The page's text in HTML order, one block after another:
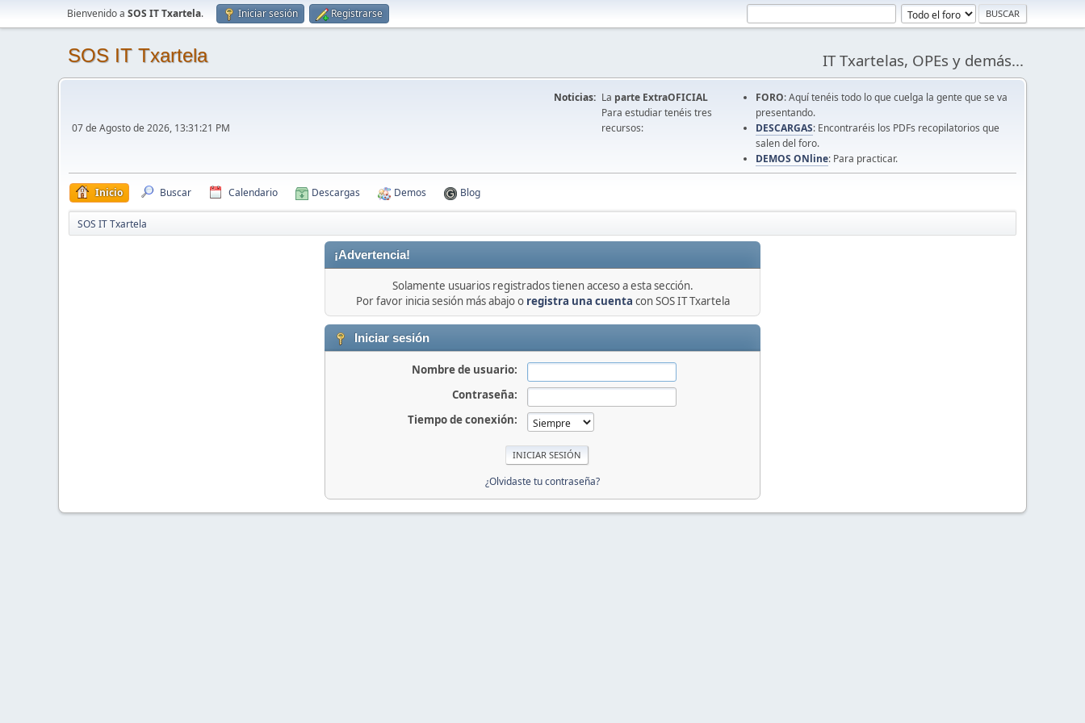
Bienvenido a SOS IT Txartela. Iniciar sesión Registrarse
SOS IT Txartela IT Txartelas, OPEs y demás...
07 de Agosto de 2026, 13:31:21 PM
Noticias: La parte ExtraOFICIAL
Para estudiar tenéis tres
recursos:
FORO: Aquí tenéis todo lo que cuelga la gente que se va
presentando.
DESCARGAS: Encontraréis los PDFs recopilatorios que
salen del foro.
DEMOS ONline: Para practicar.
Inicio Buscar Calendario Descargas Demos Blog
SOS IT Txartela
¡Advertencia!
Solamente usuarios registrados tienen acceso a esta sección.
Por favor inicia sesión más abajo o registra una cuenta con SOS IT Txartela
Iniciar sesión
Nombre de usuario:
Contraseña:
Tiempo de conexión:
¿Olvidaste tu contraseña?